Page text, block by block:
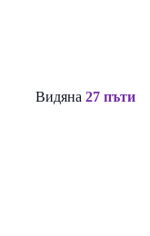
Видяна 27 пъти